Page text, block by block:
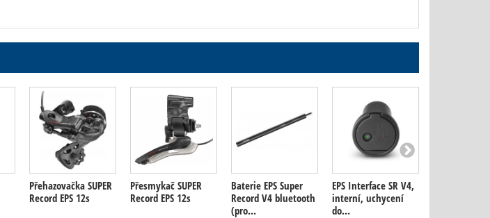
Přehazovačka SUPER
Record EPS 12s
Přesmykač SUPER
Record EPS 12s
Baterie EPS Super
Record V4 bluetooth
(pro...
EPS Interface SR V4,
interní, uchycení
do...